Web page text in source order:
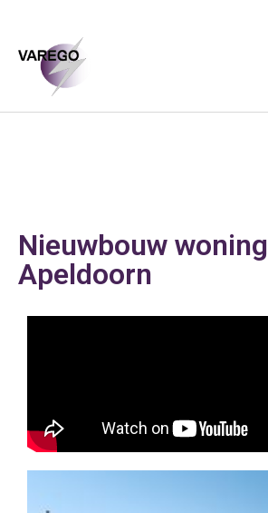
Nieuwbouw woning
Apeldoorn